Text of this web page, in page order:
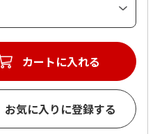
カートに入れる
お気に入りに登録する